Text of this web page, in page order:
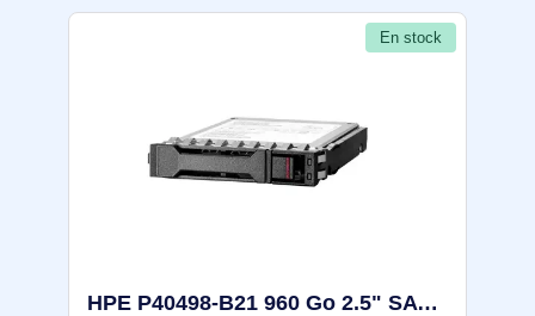
En stock
HPE P40498-B21 960 Go 2.5" SATA TLC - P40498-B21-RFB